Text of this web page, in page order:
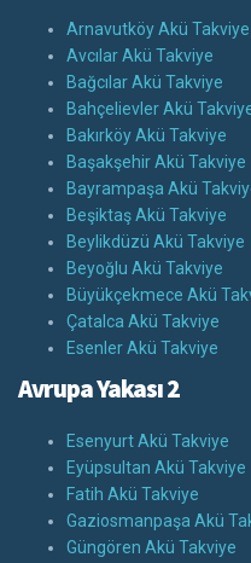
Arnavutköy Akü Takviye
Avcılar Akü Takviye
Bağcılar Akü Takviye
Bahçelievler Akü
Bakırköy Akü Takviye
Başakşehir Akü Takviye
Bayrampaşa Akü
Beşiktaş Akü Takviye
Beylikdüzü Akü Takviye
Beyoğlu Akü Takviye
Büyükçekmece Akü
Çatalca Akü Takviye
Esenler Akü Takviye
Avrupa Yakası 2
Esenyurt Akü Takviye
Eyüpsultan Akü Takviye
Fatih Akü Takviye
Gaziosmanpaşa Akü
Güngören Akü Takviye